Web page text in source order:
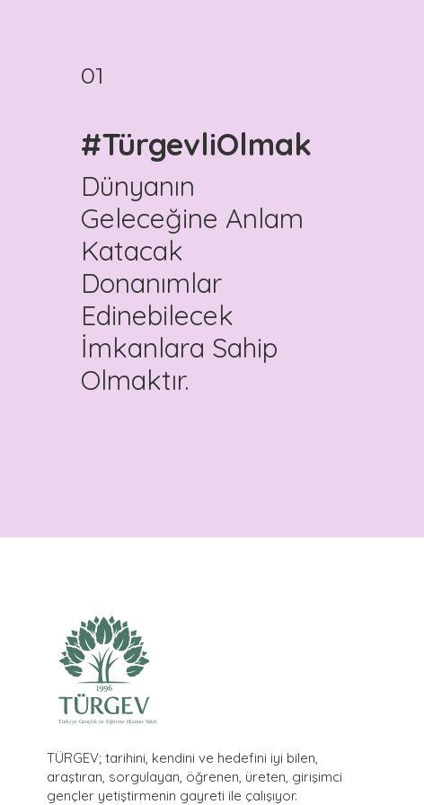
01
#TürgevliOlmak
Dünyanın
Geleceğine Anlam
Katacak
Donanımlar
Edinebilecek
İmkanlara Sahip
Olmaktır.
TÜRGEV; tarihini, kendini ve hedefini iyi bilen,
araştıran, sorgulayan, öğrenen, üreten, girişimci
gençler yetiştirmenin gayreti ile çalışıyor.